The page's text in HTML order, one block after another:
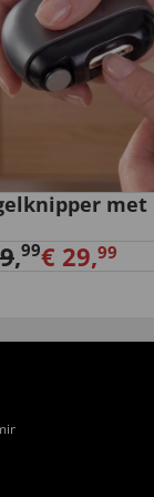
met
,99€ 29,99